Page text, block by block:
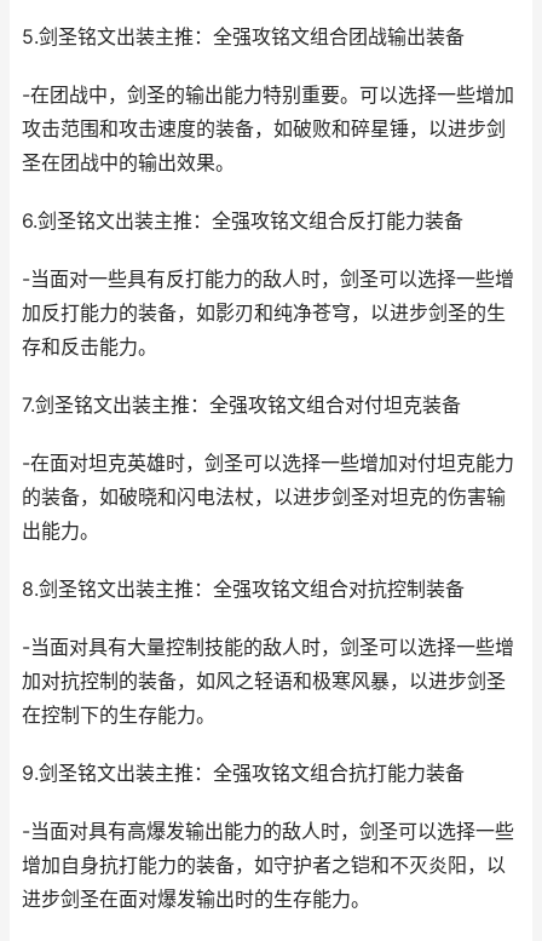
5.剑圣铭文出装主推：全强攻铭文组合团战输出装备
-在团战中，剑圣的输出能力特别重要。可以选择一些增加
攻击范围和攻击速度的装备，如破败和碎星锤，以进步剑
圣在团战中的输出效果。
6.剑圣铭文出装主推：全强攻铭文组合反打能力装备
-当面对一些具有反打能力的敌人时，剑圣可以选择一些增
加反打能力的装备，如影刃和纯净苍穹，以进步剑圣的生
存和反击能力。
7.剑圣铭文出装主推：全强攻铭文组合对付坦克装备
-在面对坦克英雄时，剑圣可以选择一些增加对付坦克能力
的装备，如破晓和闪电法杖，以进步剑圣对坦克的伤害输
出能力。
8.剑圣铭文出装主推：全强攻铭文组合对抗控制装备
-当面对具有大量控制技能的敌人时，剑圣可以选择一些增
加对抗控制的装备，如风之轻语和极寒风暴，以进步剑圣
在控制下的生存能力。
9.剑圣铭文出装主推：全强攻铭文组合抗打能力装备
-当面对具有高爆发输出能力的敌人时，剑圣可以选择一些
增加自身抗打能力的装备，如守护者之铠和不灭炎阳，以
进步剑圣在面对爆发输出时的生存能力。